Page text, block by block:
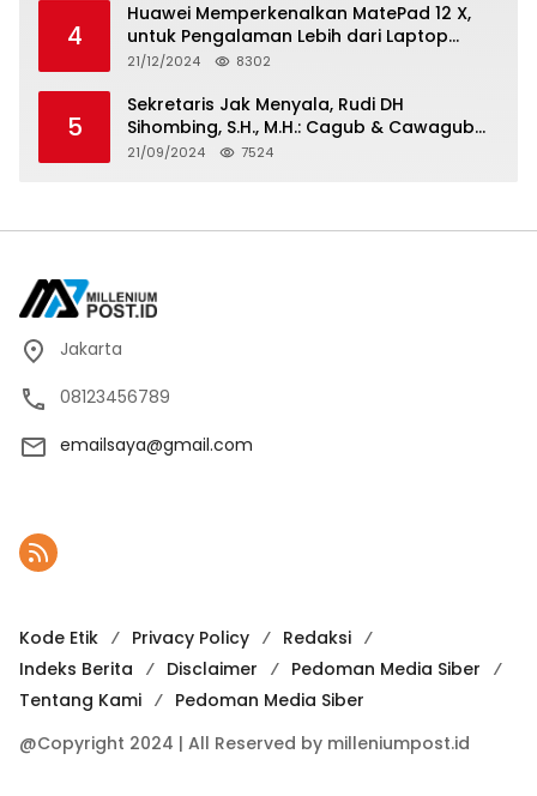
4
Huawei Memperkenalkan MatePad 12 X,
untuk Pengalaman Lebih dari Laptop
dengan Layar Ultra Bright dan Desain
Standar Baru untuk Produktivitas di Mana
Saja
21/12/2024 8302
5
Sekretaris Jak Menyala, Rudi DH
Sihombing, S.H., M.H.: Cagub & Cawagub
DKI Jakarta Pramono Anung dan Rano
21/09/2024 7524
Jakarta
08123456789
emailsaya@gmail.com
Kode Etik Privacy Policy
Redaksi
Indeks Berita
Disclaimer
Pedoman Media Siber
Tentang Kami
Pedoman Media Siber
@Copyright 2024 | All Reserved by milleniumpost.id